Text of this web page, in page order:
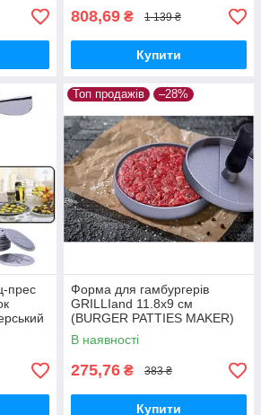
808,69 ₴ 1 139 ₴
Купити
прес
Топ продажів –28%
Форма для гамбургерів
GRILLIand 11.8х9 см
(BURGER PATTIES MAKER)
В наявності
275,76 ₴ 383 ₴
Купити